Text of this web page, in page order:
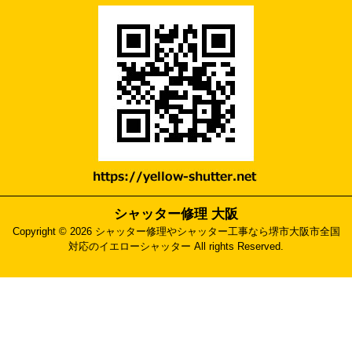
シャッター修理 大阪
Copyright © 2026 シャッター修理やシャッター工事なら堺市大阪市全国
対応のイエローシャッター All rights Reserved.